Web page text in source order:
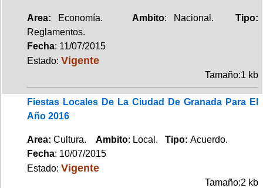
Area: Economía. Ambito: Nacional.Tipo:
Reglamentos.
Fecha: 11/07/2015
Estado: Vigente
Tamaño:1 kb
Fiestas Locales De La Ciudad De Granada Para El
Año 2016
Area: Cultura. Ambito: Local. Tipo: Acuerdo.
Fecha: 10/07/2015
Estado: Vigente
Tamaño:2 kb